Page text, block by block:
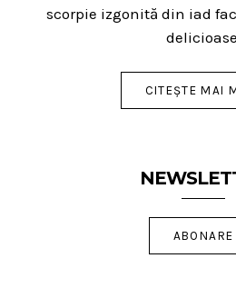
scorpie izgonită din iad
CITEȘTE MAI
ABONARE